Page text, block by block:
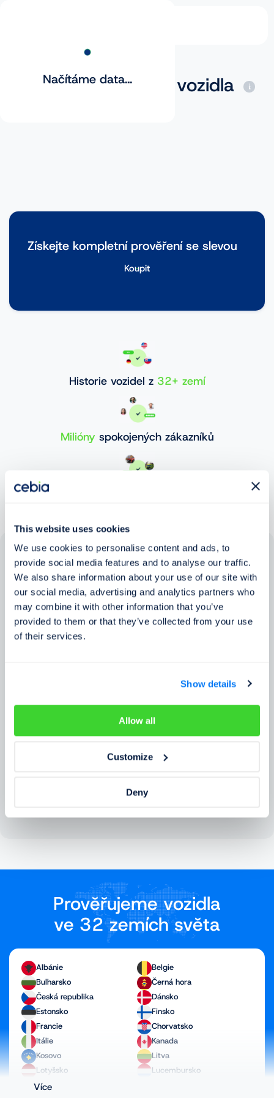
This website uses cookies
We use cookies to personalise content and ads, to
provide social media features and to analyse our traffic.
We also share information about your use of our site with
our social media, advertising and analytics partners who
may combine it with other information that you’ve
provided to them or that they’ve collected from your use
of their services.
Show details
Allow all
Customize
Deny
Načítáme data...
Základní prověření vozidla
Získejte kompletní prověření se slevou
Koupit
Historie vozidel z 32+ zemí
Milióny spokojených zákazníků
Zkušenosti zákazníků
Zjistěte, co o našem prověření říkají lidé
Prověřujeme vozidla
ve 32 zemích světa
Albánie
Belgie
Bulharsko
Černá hora
Česká republika
Dánsko
Estonsko
Finsko
Francie
Chorvatsko
Itálie
Kanada
Kosovo
Litva
Lotyšsko
Lucembursko
Maďarsko
Více